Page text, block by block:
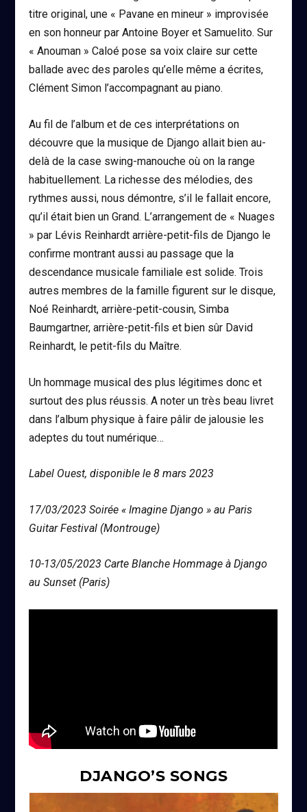
titre original, une « Pavane en mineur » improvisée
en son honneur par Antoine Boyer et Samuelito. Sur
« Anouman » Caloé pose sa voix claire sur cette
ballade avec des paroles qu’elle même a écrites,
Clément Simon l’accompagnant au piano.
Au fil de l’album et de ces interprétations on
découvre que la musique de Django allait bien au-
delà de la case swing-manouche où on la range
habituellement. La richesse des mélodies, des
rythmes aussi, nous démontre, s’il le fallait encore,
qu’il était bien un Grand. L’arrangement de « Nuages
» par Lévis Reinhardt arrière-petit-fils de Django le
confirme montrant aussi au passage que la
descendance musicale familiale est solide. Trois
autres membres de la famille figurent sur le disque,
Noé Reinhardt, arrière-petit-cousin, Simba
Baumgartner, arrière-petit-fils et bien sûr David
Reinhardt, le petit-fils du Maître.
Un hommage musical des plus légitimes donc et
surtout des plus réussis. A noter un très beau livret
dans l’album physique à faire pâlir de jalousie les
adeptes du tout numérique…
Label Ouest, disponible le 8 mars 2023
17/03/2023 Soirée « Imagine Django » au Paris
Guitar Festival (Montrouge)
10-13/05/2023 Carte Blanche Hommage à Django
au Sunset (Paris)
DJANGO’S SONGS